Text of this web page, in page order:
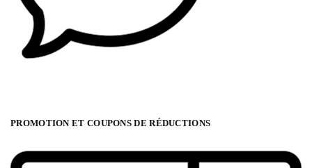
PROMOTION ET COUPONS DE RÉDUCTIONS